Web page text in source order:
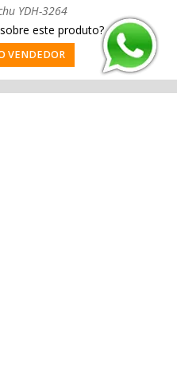
YDH-3264
este produto?
VENDEDOR